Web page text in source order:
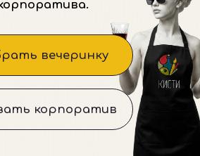
НАС?
рисования
Никакой
только отдых,
напитка